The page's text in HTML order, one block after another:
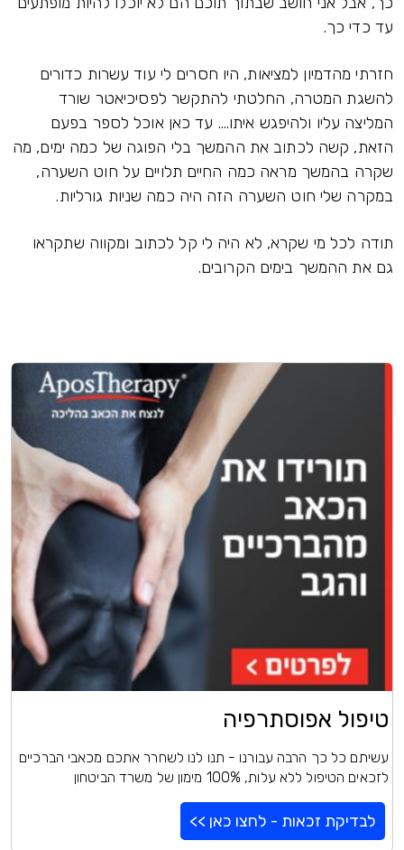
עד כדי כך.
חזרתי מהדמיון למציאות, היו חסרים לי עוד עשרות כדורים
להשגת המטרה, החלטתי להתקשר לפסיכיאטר שורד
המליצה עליו ולהיפגש איתו.... עד כאן אוכל לספר בפעם
הזאת, קשה לכתוב את ההמשך בלי הפוגה של כמה ימים, מה
שקרה בהמשך מראה כמה החיים תלויים על חוט השערה,
במקרה שלי חוט השערה הזה היה כמה שניות גורליות.
תודה לכל מי שקרא, לא היה לי קל לכתוב ומקווה שתקראו
גם את ההמשך בימים הקרובים.
טיפול אפוסתרפיה
עשיתם כל כך הרבה עבורנו - תנו לנו לשחרר אתכם מכאבי הברכיים
לזכאים הטיפול ללא עלות, 100% מימון של משרד הביטחון
לבדיקת זכאות - לחצו כאן >>